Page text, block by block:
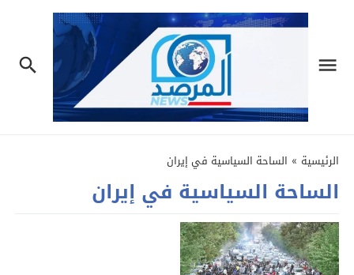
الرئيسية » الساحة السياسية في إيران
الساحة السياسية في إيران